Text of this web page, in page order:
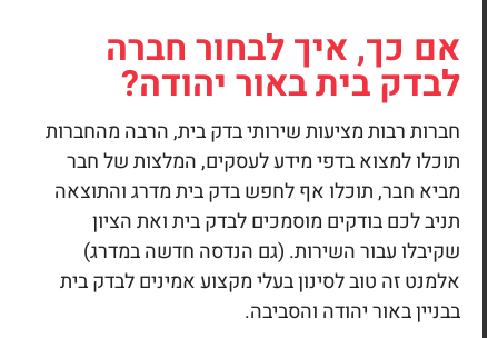
אם כך, איך לבחור חברה
לבדק בית באור יהודה?
חברות רבות מציעות שירותיבדק בית,הרבה מהחברות
תוכלו למצוא בדפי מידע לעסקים, המלצות של חבר
מביא חבר, תוכלו אף לחפש בדק בית מדרג והתוצאה
תניב לכם בודקים מוסמכים לבדק בית ואת הציון
שקיבלו עבור השירות. (גם הנדסה חדשה במדרג)
אלמנט זה טוב לסינון בעלי מקצוע אמינים לבדק בית
בבניין באור יהודה והסביבה.